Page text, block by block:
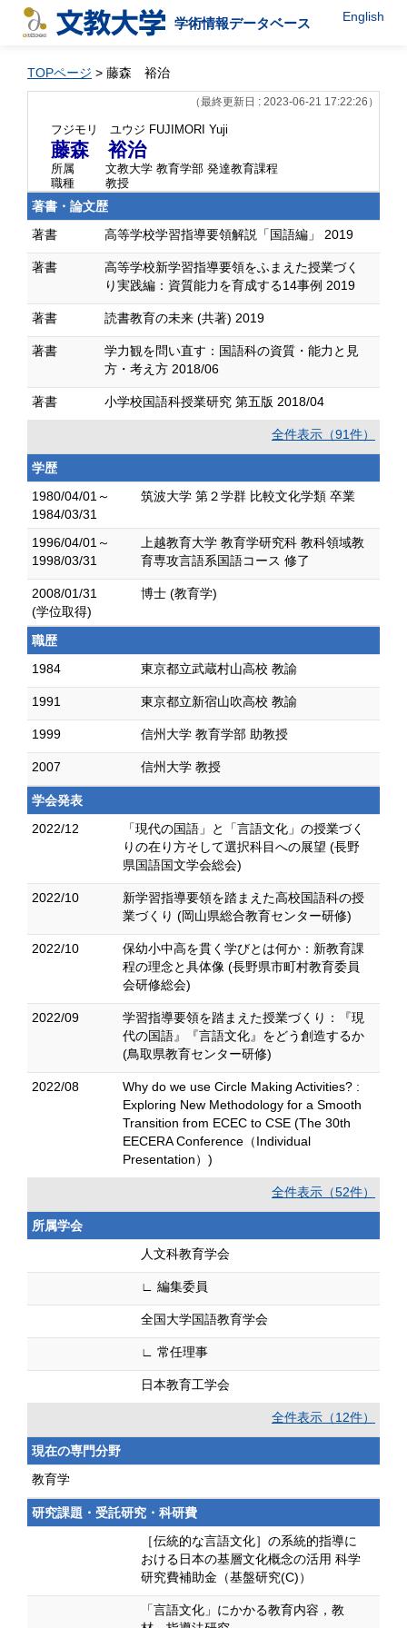
学術情報データベース English
TOPページ > 藤森 裕治
（最終更新日 : 2023-06-21 17:22:26）
フジモリ ユウジ FUJIMORI Yuji
藤森 裕治
所属
文教大学 教育学部 発達教育課程
職種
教授
著書・論文歴
著書
高等学校学習指導要領解説「国語編」 2019
著書
高等学校新学習指導要領をふまえた授業づく
り実践編：資質能力を育成する14事例 2019
著書 読書教育の未来 (共著) 2019
著書
学力観を問い直す：国語科の資質・能力と見
方・考え方 2018/06
著書 小学校国語科授業研究 第五版 2018/04
全件表示（91件）
学歴
1980/04/01～
1984/03/31
筑波大学 第２学群 比較文化学類 卒業
1996/04/01～
1998/03/31
上越教育大学 教育学研究科 教科領域教
育専攻言語系国語コース 修了
2008/01/31
(学位取得)
博士 (教育学)
職歴
1984
東京都立武蔵村山高校 教諭
1991 東京都立新宿山吹高校 教諭
1999 信州大学 教育学部 助教授
2007 信州大学 教授
学会発表
2022/12
「現代の国語」と「言語文化」の授業づく
りの在り方そして選択科目への展望 (長野
県国語国文学会総会)
2022/10
新学習指導要領を踏まえた高校国語科の授
業づくり (岡山県総合教育センター研修)
2022/10
保幼小中高を貫く学びとは何か：新教育課
程の理念と具体像 (長野県市町村教育委員
会研修総会)
2022/09
学習指導要領を踏まえた授業づくり：『現
代の国語』『言語文化』をどう創造するか
(鳥取県教育センター研修)
2022/08
Why do we use Circle Making Activities? :
Exploring New Methodology for a Smooth
Transition from ECEC to CSE (The 30th
EECERA Conference（Individual
Presentation）)
全件表示（52件）
所属学会
人文科教育学会
∟ 編集委員
全国大学国語教育学会
∟ 常任理事
日本教育工学会
全件表示（12件）
現在の専門分野
教育学
研究課題・受託研究・科研費
［伝統的な言語文化］の系統的指導に
おける日本の基層文化概念の活用 科学
研究費補助金（基盤研究(C)）
「言語文化」にかかる教育内容，教